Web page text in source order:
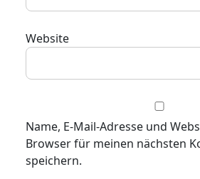
Website
Name, E-Mail-Adresse und
Browser für meinen nächsten
speichern.